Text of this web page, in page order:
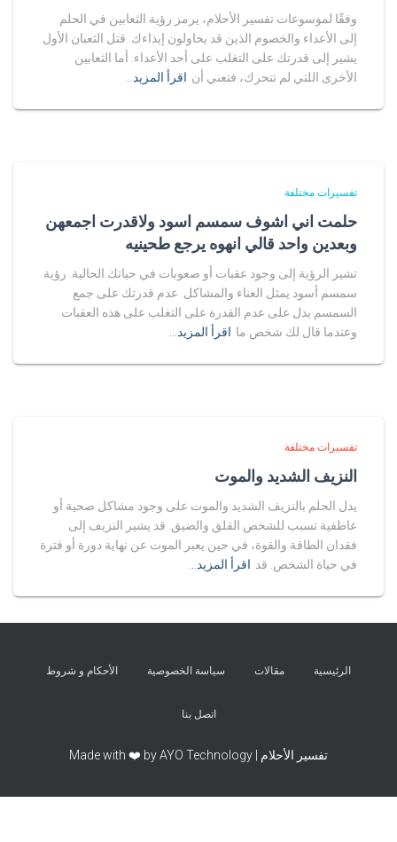
وفقًا لموسوعات تفسير الأحلام، يرمز رؤية الثعابين في الحلم
إلى الأعداء والخصوم الذين قد يحاولون إيذاءك. قتل الثعبان الأول
يشير إلى قدرتك على التغلب على أحد الأعداء. أما الثعابين
الأخرى اللتي لم تتحرك، فتعني أن اقرأ المزيد…
تفسيرات مختلفة
حلمت اني اشوف سمسم اسود ولاقدرت اجمعهن
وبعدين واحد قالي انهوه يرجع طحينيه
تشير الرؤية إلى وجود عقبات أو صعوبات في حياتك الحالية. رؤية
سمسم أسود يمثل العناء والمشاكل. عدم قدرتك على جمع
السمسم يدل على عدم القدرة على التغلب على هذه العقبات.
وعندما قال لك شخص ما اقرأ المزيد…
تفسيرات مختلفة
النزيف الشديد والموت
يدل الحلم بالنزيف الشديد والموت على وجود مشاكل صحية أو
عاطفية تسبب للشخص القلق والضيق. قد يشير النزيف إلى
فقدان الطاقة والقوة، في حين يعبر الموت عن نهاية دورة أو فترة
في حياة الشخص. قد اقرأ المزيد…
الرئيسية مقالات سياسة الخصوصية الأحكام و شروط
اتصل بنا
تفسير الأحلام | Made with ❤️ by AYO Technology